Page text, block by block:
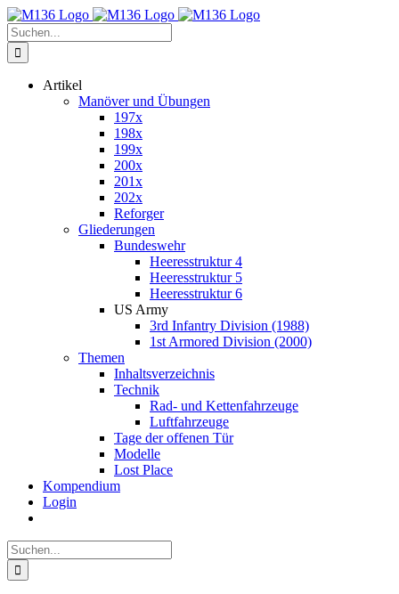
Zum
Inhalt
springen
Suche
nach:
Artikel
Manöver und Übungen
197x
198x
199x
200x
201x
202x
Reforger
Gliederungen
Bundeswehr
Heeresstruktur 4
Heeresstruktur 5
Heeresstruktur 6
US Army
3rd Infantry Division (1988)
1st Armored Division (2000)
Themen
Inhaltsverzeichnis
Technik
Rad- und Kettenfahrzeuge
Luftfahrzeuge
Tage der offenen Tür
Modelle
Lost Place
Kompendium
Login
Suche
nach: